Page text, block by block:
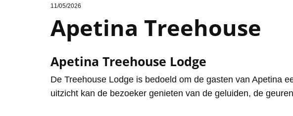
11/05/2026
Apetina Treehouse
Apetina Treehouse Lodge
De Treehouse Lodge is bedoeld om de gasten van Apetina
uitzicht kan de bezoeker genieten van de geluiden, de